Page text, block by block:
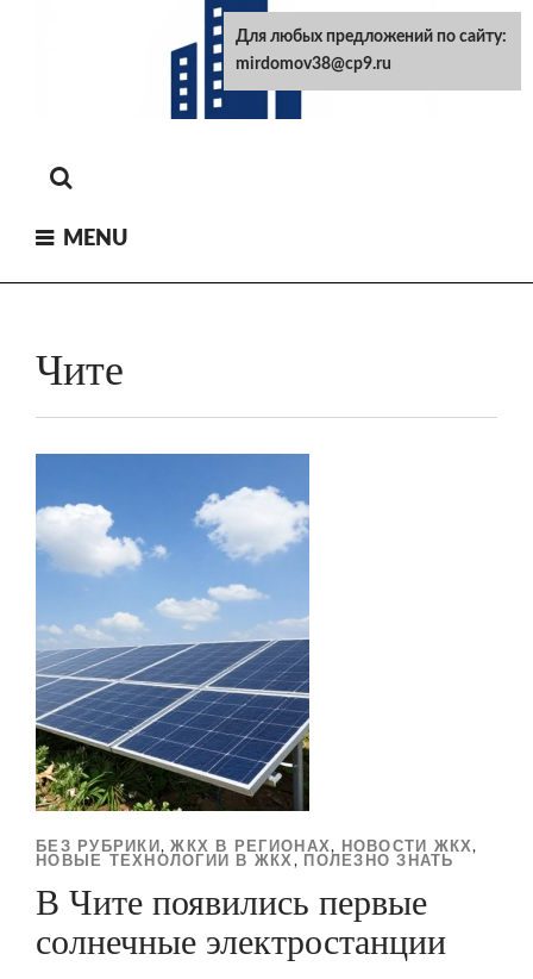
MENU
Чите
БЕЗ РУБРИКИ ,ЖКХ В РЕГИОНАХ, НОВОСТИ ЖКХ,
НОВЫЕ ТЕХНОЛОГИИ В ЖКХ, ПОЛЕЗНО ЗНАТЬ
В Чите появились первые
солнечные электростанции
Для любых предложений по сайту:
mirdomov38@cp9.ru